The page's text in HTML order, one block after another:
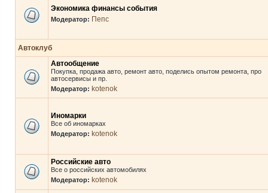
Экономика финансы события
Модератор: Пепс
Автоклуб
Автообщение
Покупка, продажа авто, ремонт авто, поделись опытом ремонта, про
автосервисы и пр.
Модератор: kotenok
Иномарки
Все об иномарках
Модератор: kotenok
Российские авто
Все о российских автомобилях
Модератор: kotenok